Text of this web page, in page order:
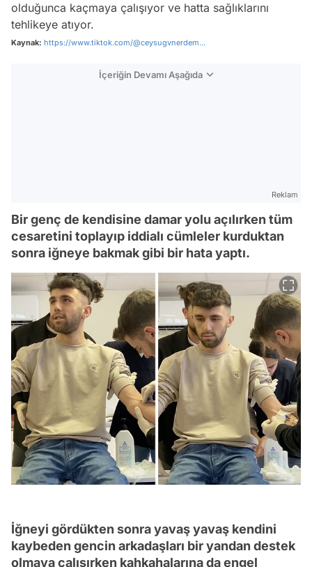
olduğunca kaçmaya çalışıyor ve hatta sağlıklarını
tehlikeye atıyor.
Kaynak: https://www.tiktok.com/@ceysugvnerdem...
İçeriğin Devamı Aşağıda
Reklam
Bir genç de kendisine damar yolu açılırken tüm
cesaretini toplayıp iddialı cümleler kurduktan
sonra iğneye bakmak gibi bir hata yaptı.
İğneyi gördükten sonra yavaş yavaş kendini
kaybeden gencin arkadaşları bir yandan destek
olmaya çalışırken kahkahalarına da engel